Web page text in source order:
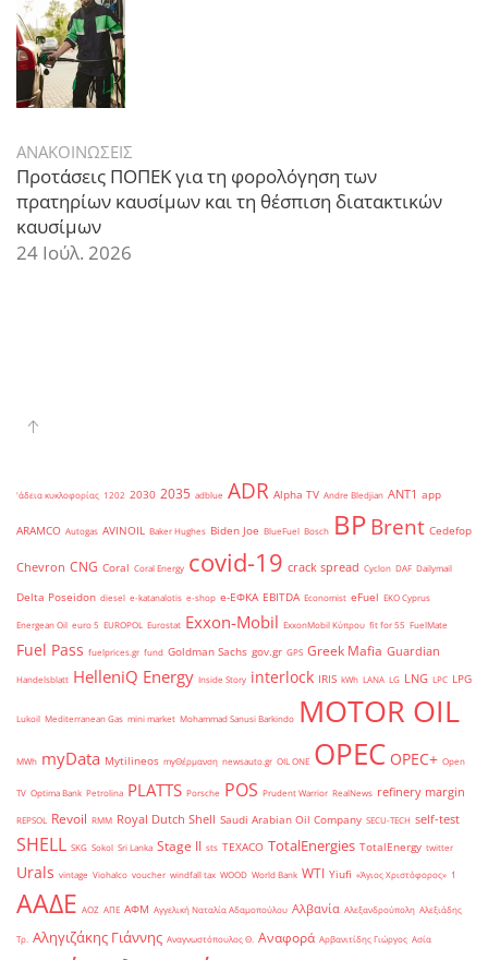
ΑΝΑΚΟΙΝΩΣΕΙΣ
Προτάσεις ΠΟΠΕΚ για τη φορολόγηση των
πρατηρίων καυσίμων και τη θέσπιση διατακτικών
καυσίμων
24 Ιούλ. 2026
'άδεια κυκλοφορίας 1202 2030 2035 adblue ADR Alpha TV Andre Bledjian ANT1 app
ARAMCO Autogas AVINOIL Baker Hughes Biden Joe BlueFuel Bosch BPBrent Cedefop
Chevron CNG Coral Coral Energy covid-19 crack spread Cyclon DAF Dailymail
Delta Poseidon diesel e-katanalotis e-shop e-ΕΦΚΑ EBITDA Economist eFuel EKO Cyprus
Energean Oil euro 5 EUROPOL Eurostat Exxon-Mobil ExxonMobil Κύπρου fit for 55 FuelMate
Fuel Pass fuelprices.gr fund Goldman Sachs gov.gr GPS Greek Mafia Guardian
Handelsblatt HelleniQ Energy Inside Story interlock IRIS kWh LANA LG LNG LPC LPG
Lukoil Mediterranean Gas mini market Mohammad Sanusi Barkindo MOTOR OIL
MWh myData Mytilineos myΘέρμανση newsauto.gr OIL ONE OPEC OPEC+ Open
TV Optima Bank Petrolina PLATTS Porsche POS Prudent Warrior RealNews refinery margin
REPSOL Revoil RMM Royal Dutch Shell Saudi Arabian Oil Company SECU-TECH self-test
SHELL SKG Sokol Sri Lanka Stage II sts TEXACO TotalEnergies TotalEnergy twitter
Urals vintage Viohalco voucher windfall tax WOOD World Bank WTI Yiufi «Άγιος Χριστόφορος» ΄1
ΑΑΔΕ ΑΟΖ ΑΠΕ ΑΦΜ Αγγελική Ναταλία Αδαμοπούλου Αλβανία Αλεξανδρούπολη Αλεξιάδης
Τρ. Αληγιζάκης Γιάννης Αναγνωστόπουλος Θ. Αναφορά Αρβανιτίδης Γιώργος Ασία